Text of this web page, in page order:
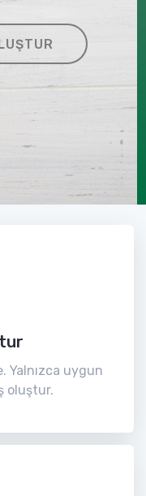
Yalnızca uygun
oluştur.